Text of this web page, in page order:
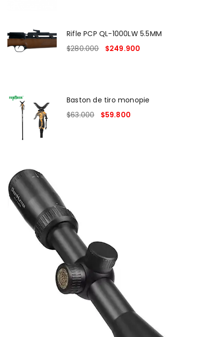
Rifle PCP QL-1000LW 5.5MM
$280.000 $249.900
Baston de tiro monopie
$63.000 $59.800